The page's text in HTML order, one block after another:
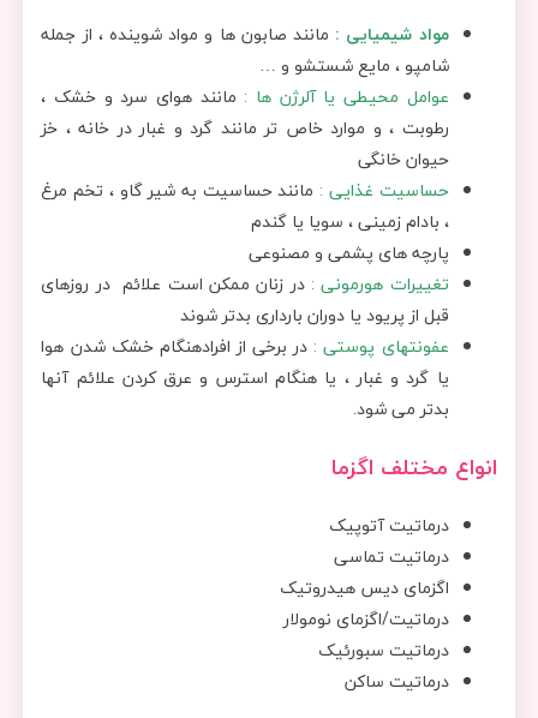
مواد شیمیایی : مانند صابون ها و مواد شوینده ، از جمله
شامپو ، مایع شستشو و …
عوامل محیطی یا آلرژن ها :مانند هوای سرد و خشک ،
رطوبت ، و موارد خاص تر مانند گرد و غبار در خانه ، خز
حیوان خانگی
حساسیت غذایی :مانند حساسیت به شیر گاو ، تخم مرغ
، بادام زمینی ، سویا یا گندم
پارچه های پشمی و مصنوعی
تغییرات هورمونی : در زنان ممکن است علائم در روزهای
قبل از پریود یا دوران بارداری بدتر شوند
عفونتهای پوستی :در برخی از افرادهنگام خشک شدن هوا
یا گرد و غبار ، یا هنگام استرس و عرق کردن علائم آنها
بدتر می شود.
انواع مختلف اگزما
درماتیت آتوپیک
درماتیت تماسی
اگزمای دیس هیدروتیک
درماتیت/اگزمای نومولار
درماتیت سبورئیک
درماتیت ساکن